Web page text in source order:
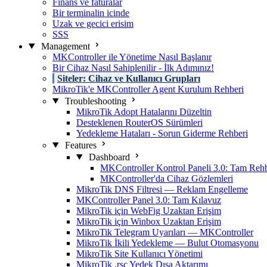
Bir terminalin icinde
Uzak ve gecici erisim
SSS
Management
MKController ile Yönetime Nasıl Başlanır
Bir Cihaz Nasıl Sahiplenilir - İlk Adımınız!
Siteler: Cihaz ve Kullanıcı Grupları
MikroTik'e MKController Agent Kurulum Rehberi
Troubleshooting
MikroTik Adopt Hatalarını Düzeltin
Desteklenen RouterOS Sürümleri
Yedekleme Hataları - Sorun Giderme Rehberi
Features
Dashboard
MKController Kontrol Paneli 3.0: Tam
MKController'da Cihaz Gözlemleri
MikroTik DNS Filtresi — Reklam Engelleme
MKController Panel 3.0: Tam Kılavuz
MikroTik için WebFig Uzaktan Erişim
MikroTik için Winbox Uzaktan Erişim
MikroTik Telegram Uyarıları — MKController
MikroTik İkili Yedekleme — Bulut Otomasyonu
MikroTik Site Kullanıcı Yönetimi
MikroTik .rsc Yedek Dışa Aktarımı